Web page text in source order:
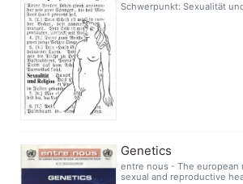
Schwerpunkt: Sexualität
Genetics
entre nous - The european
sexual and reproductive